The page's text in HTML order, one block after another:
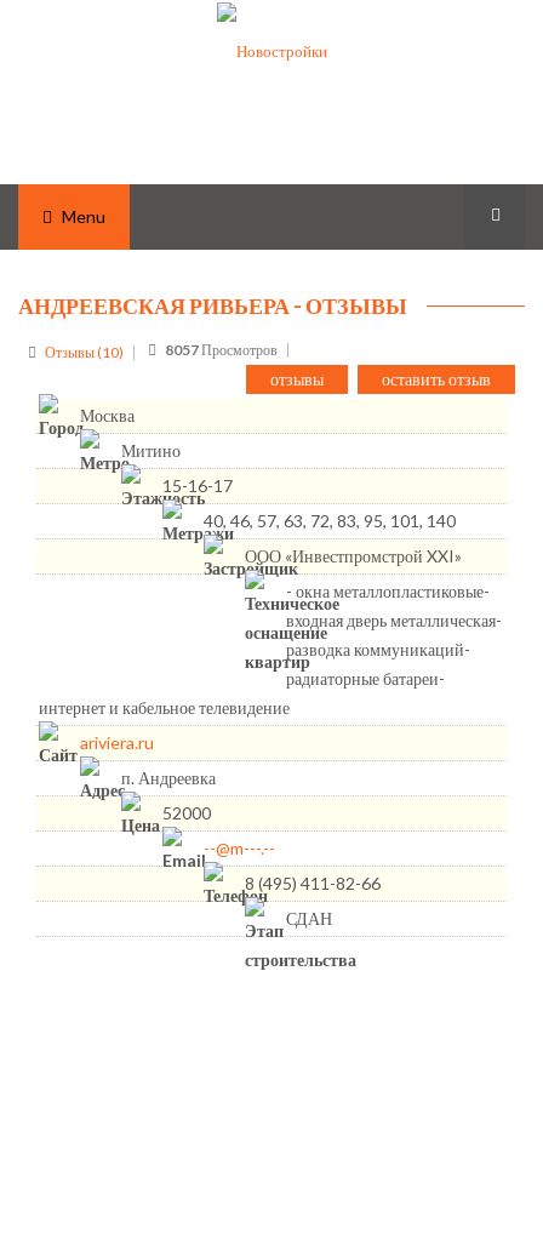
Menu
АНДРЕЕВСКАЯ РИВЬЕРА - ОТЗЫВЫ
Отзывы (10) 8057Просмотров
отзывы
оставить отзыв
Москва
Митино
15-16-17
40, 46, 57, 63, 72, 83, 95, 101, 140
ООО «Инвестпромстрой XXI»
- окна металлопластиковые-
входная дверь металлическая-
разводка коммуникаций-
радиаторные батареи-
интернет и кабельное телевидение
ariviera.ru
п. Андреевка
52000
--@m---.--
8 (495) 411-82-66
СДАН